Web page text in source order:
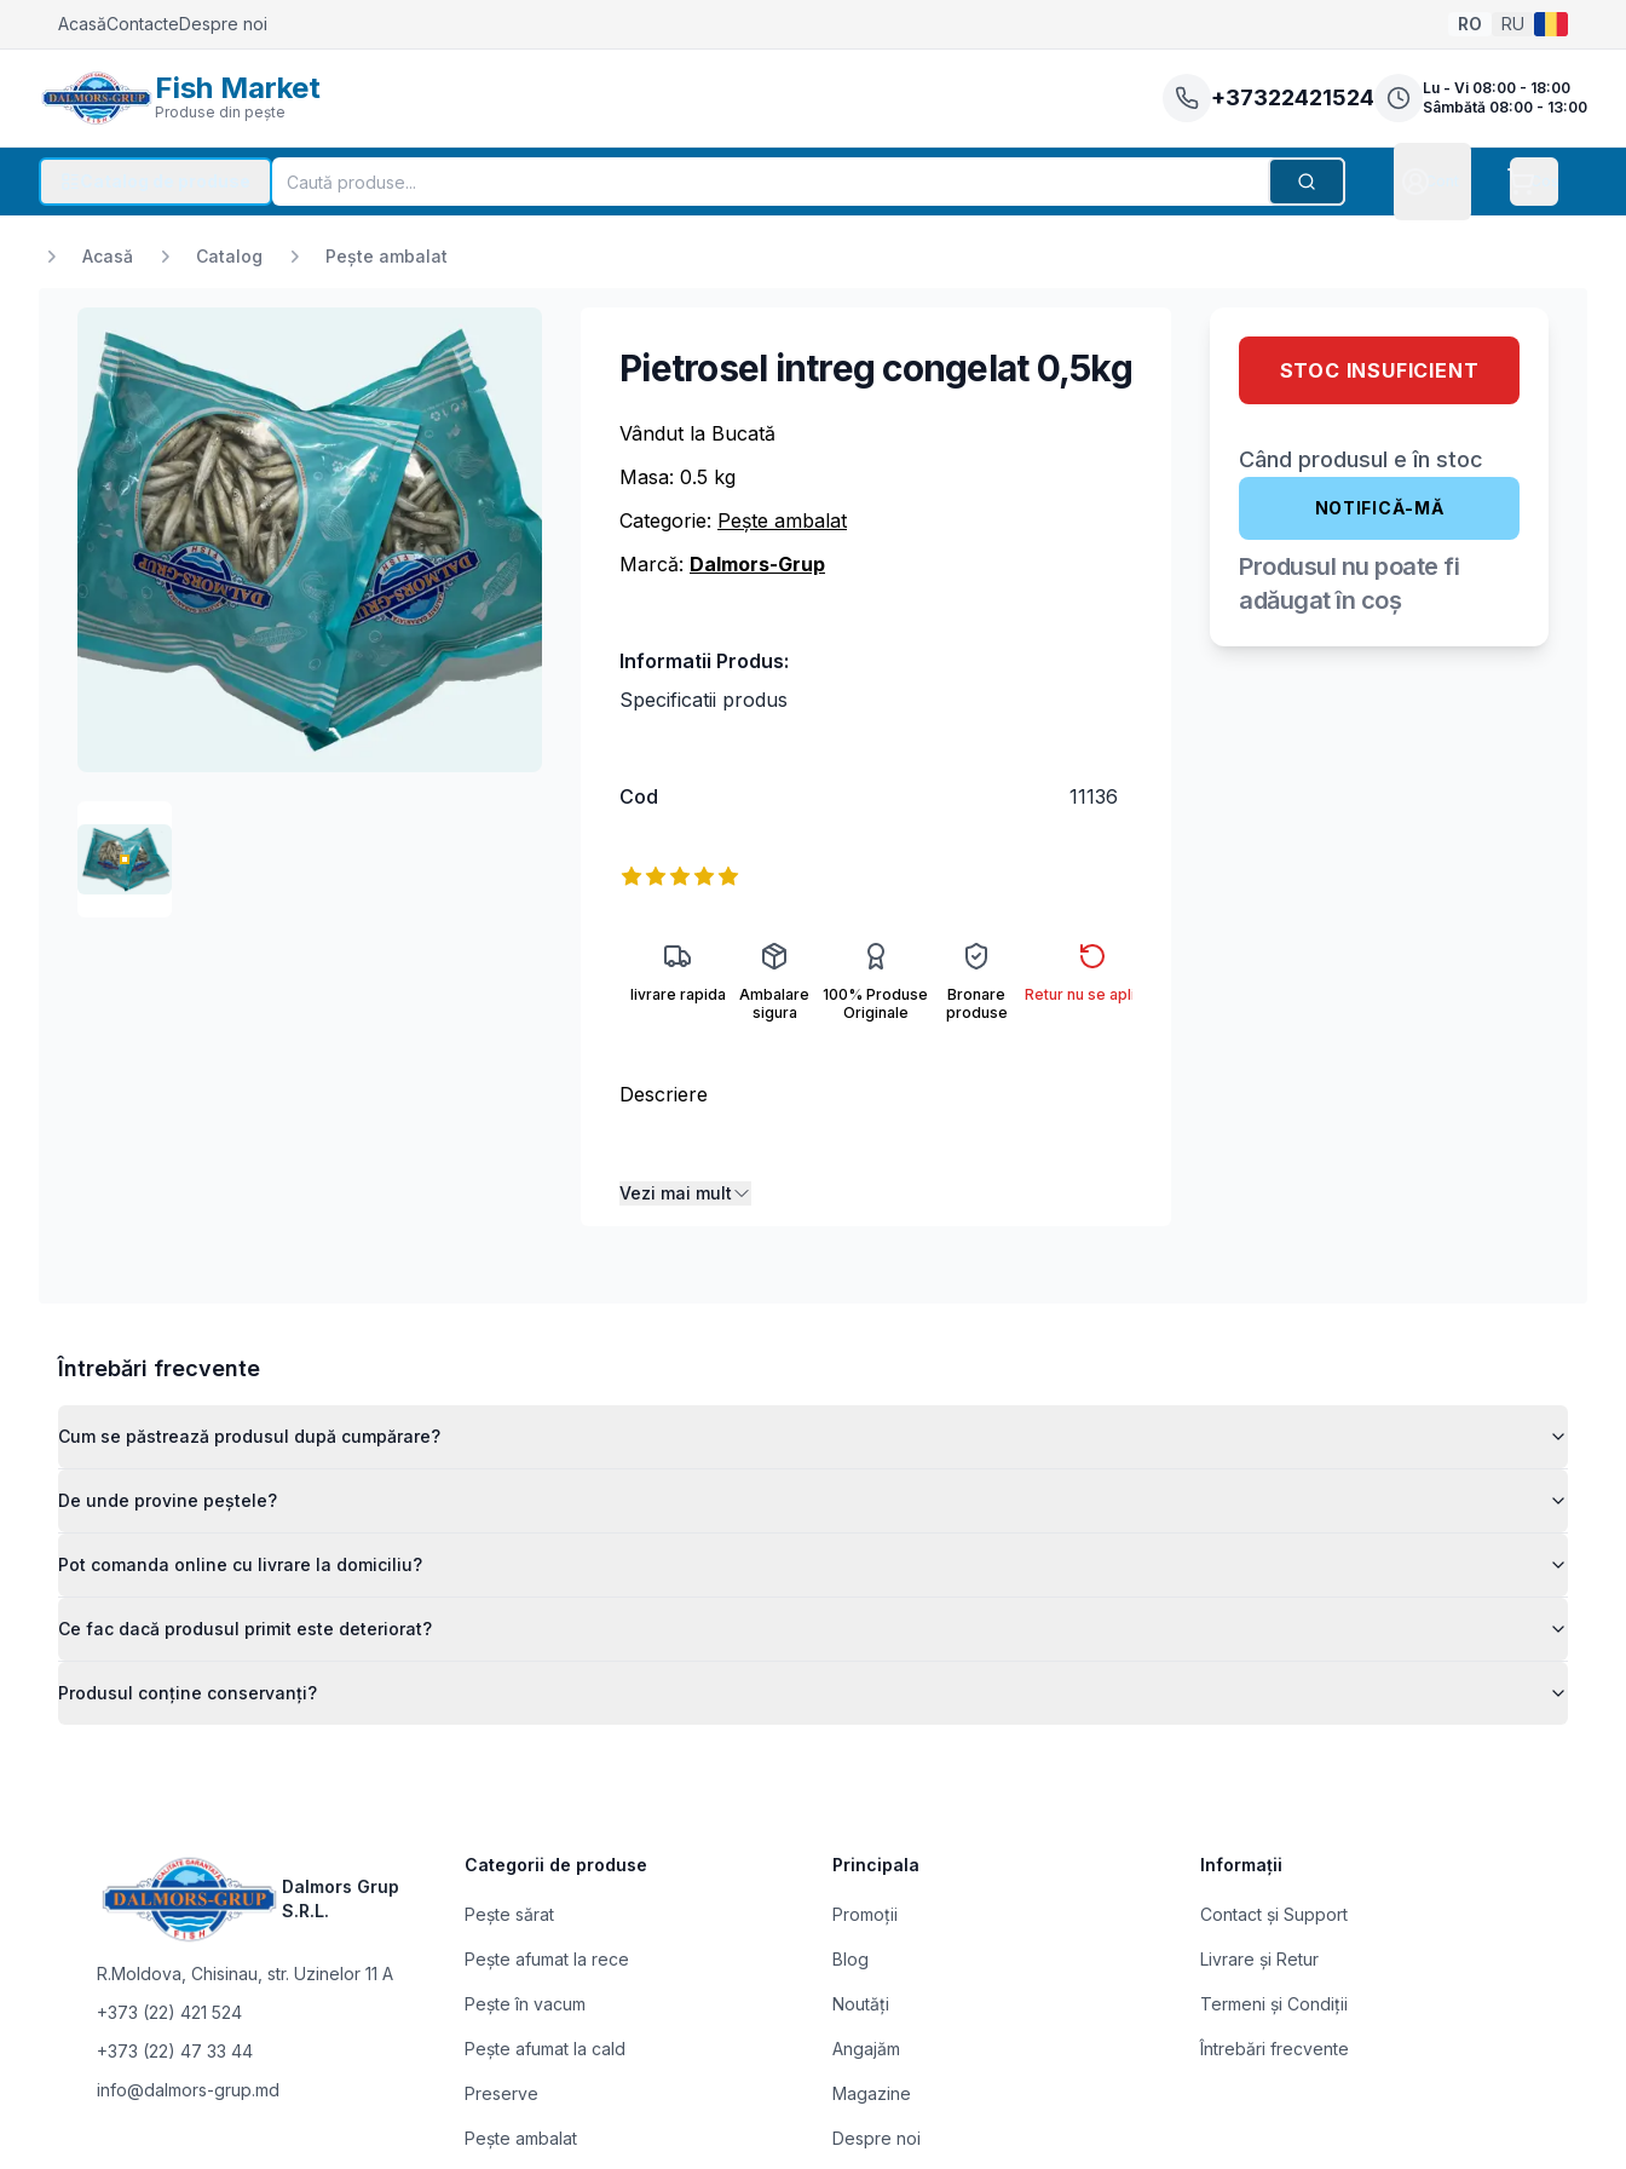
AcasăContacteDespre noi RO RU
Fish Market
Produse din pește
+37322421524
Lu - Vi 08:00 - 18:00
Sâmbătă 08:00 - 13:00
Căutare
Acasă Catalog Pește ambalat
1757070239755-F82152CA19D9DF347B37F1FC0D372098.JPG
Pietrosel intreg congelat 0,5kg
Vândut la Bucată
Masa: 0.5 kg
Categorie: Pește ambalat
Marcă: Dalmors-Grup
Informatii Produs:
Specificatii produs
Cod 11136
Informații produs
Reviews
5out of 5 stars
livrare rapida
Ambalare
sigura
100% Produse
Originale
Bronare
produse
Retur nu se aplica*
Descriere
Vezi mai mult
STOC INSUFICIENT
Când produsul e în stoc
NOTIFICĂ-MĂ
Produsul nu poate fi
adăugat în coș
Întrebări frecvente
Cum se păstrează produsul după cumpărare?
De unde provine peștele?
Pot comanda online cu livrare la domiciliu?
Ce fac dacă produsul primit este deteriorat?
Produsul conține conservanți?
Dalmors Grup
S.R.L.
R.Moldova Chisinau, str. Uzinelor 11 A
+373 (22) 421 524
+373 (22) 47 33 44
info@dalmors-grup.md
Categorii de produse
Pește sărat
Pește afumat la rece
Pește în vacum
Pește afumat la cald
Preserve
Pește ambalat
Principala
Promoții
Blog
Noutăți
Angajăm
Magazine
Despre noi
Informații
Contact și Support
Livrare și Retur
Termeni și Condiții
Întrebări frecvente